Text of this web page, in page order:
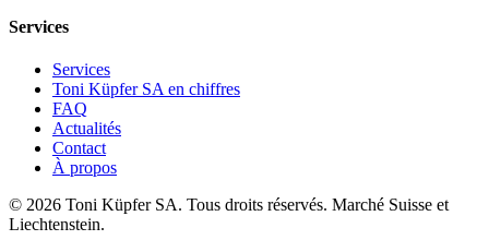
Services
Services
Toni Küpfer SA en chiffres
FAQ
Actualités
Contact
À propos
© 2026 Toni Küpfer SA. Tous droits réservés. Marché Suisse et
Liechtenstein.